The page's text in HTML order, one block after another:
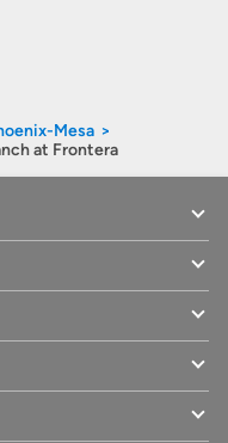
Mesa
at Frontera